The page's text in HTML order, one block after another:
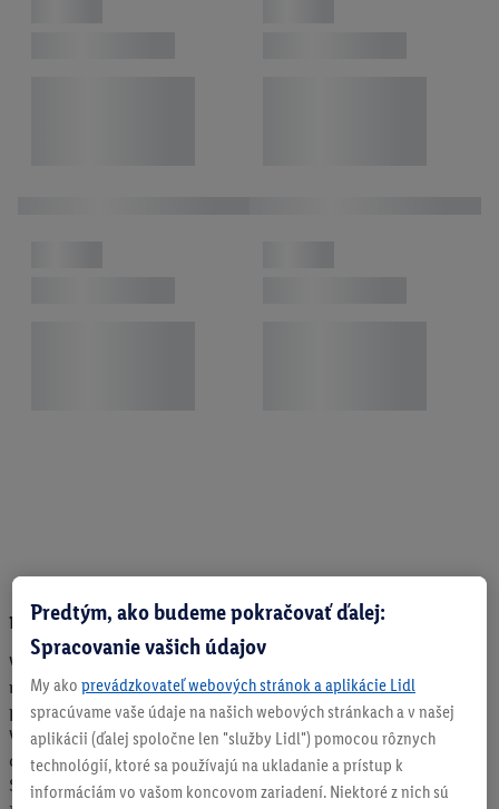
Právne upozornenia
Všetky ceny sú uvedené v eurách, vrát. DPH, príp.
recyklačného poplatku, bez nákladov na prepravu. Všetky
produkty sú dostupné do vypredania skladových zásob.
Vyhradzujeme si právo na zmeny a omyly. Ceny sú bez
dekorácie. Dodávka tovaru sa uskutočňuje výlučne v rámci
Slovenskej republiky.
Predtým, ako budeme pokračovať ďalej:
Spracovanie vašich údajov
My ako prevádzkovateľ webových stránok a aplikácie Lidl
spracúvame vaše údaje na našich webových stránkach a v našej
aplikácii (ďalej spoločne len "služby Lidl") pomocou rôznych
technológií, ktoré sa používajú na ukladanie a prístup k
informáciám vo vašom koncovom zariadení. Niektoré z nich sú